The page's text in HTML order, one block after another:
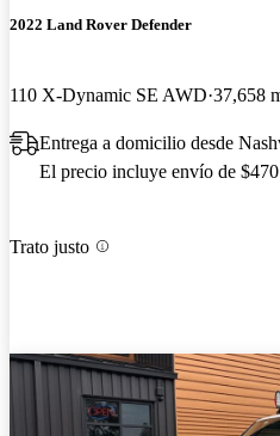
2022 Land Rover Defender
110 X-Dynamic SE AWD 37,658
Entrega a domicilio desde
El precio incluye envío de $470
Trato justo